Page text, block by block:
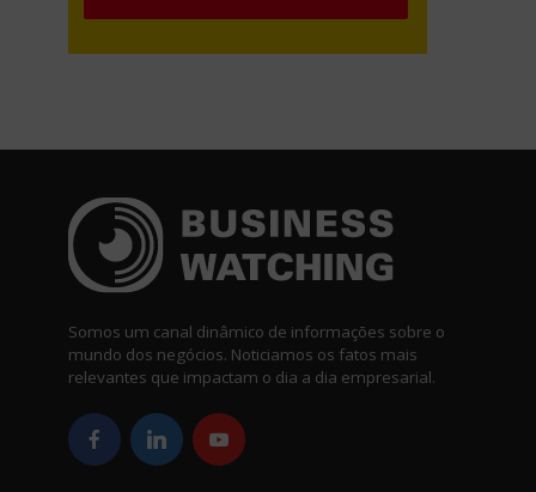
Somos um canal dinâmico de informações sobre o
mundo dos negócios. Noticiamos os fatos mais
relevantes que impactam o dia a dia empresarial.